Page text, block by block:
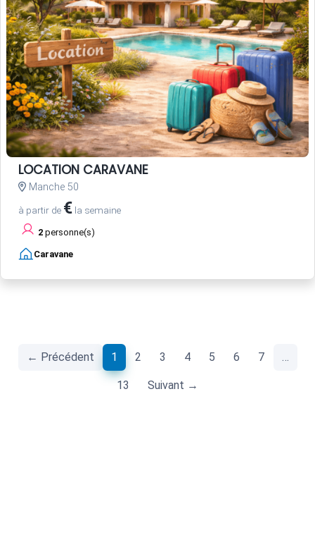
LOCATION CARAVANE
Manche 50
à partir de € la semaine
2 personne(s)
Caravane
← Précédent 1 (current)
2 3 4 5 6 7 …
13 Suivant →